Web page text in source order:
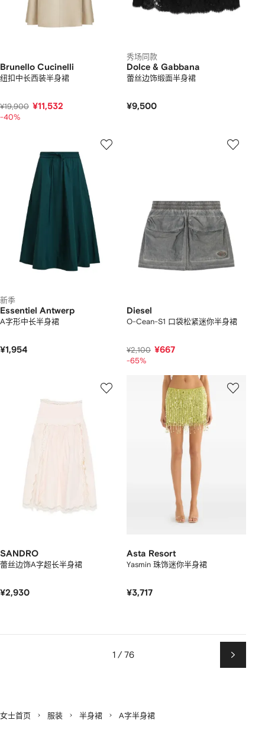
Brunello Cucinelli
纽扣中长西装半身裙
¥19,900 ¥11,532
-40%
秀场同款
Dolce & Gabbana
蕾丝边饰缎面半身裙
¥9,500
新季
Essentiel Antwerp
A字形中长半身裙
¥1,954
Diesel
O-Cean-S1 口袋松紧迷你半身裙
¥2,100 ¥667
-65%
SANDRO
蕾丝边饰A字超长半身裙
¥2,930
Asta Resort
Yasmin 珠饰迷你半身裙
¥3,717
1 / 76
下
一
女士首页 服装 半身裙 A字半身裙